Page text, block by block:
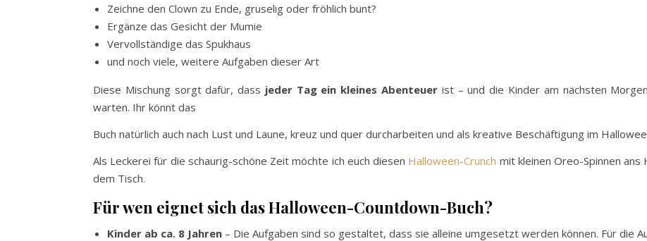
Zeichne den Clown zu Ende, gruselig oder fröhlich bunt?
Ergänze das Gesicht der Mumie
Vervollständige das Spukhaus
und noch viele, weitere Aufgaben dieser Art
Diese Mischung sorgt dafür, dass jeder Tag ein kleines Abenteuer ist – und die Kinder am nächsten
warten. Ihr könnt das
Buch natürlich auch nach Lust und Laune, kreuz und quer durcharbeiten und als kreative Beschäftigung im
Als Leckerei für die schaurig-schöne Zeit möchte ich euch diesen Halloween-Crunch mit kleinen Oreo-Spinnen ans
dem Tisch.
Für wen eignet sich das Halloween-Countdown-Buch?
Kinder ab ca. 8 Jahren – Die Aufgaben sind so gestaltet, dass sie alleine umgesetzt werden können. Für die